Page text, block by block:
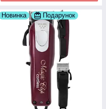
Новинка Подарунок